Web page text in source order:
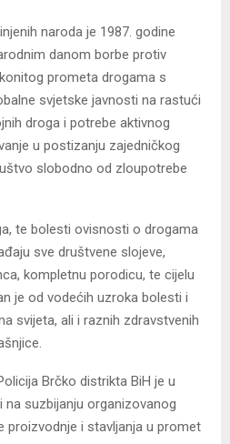
naroda je 1987. godine
danom borbe protiv
prometa drogama s
svjetske javnosti na rastući
droga i potrebe aktivnog
u postizanju zajedničkog
slobodno od zloupotrebe
te bolesti ovisnosti o drogama
sve društvene slojeve,
kompletnu porodicu, te cijelu
je od vodećih uzroka bolesti i
svijeta, ali i raznih zdravstvenih
Brčko distrikta BiH je u
suzbijanju organizovanog
proizvodnje i stavljanja u promet